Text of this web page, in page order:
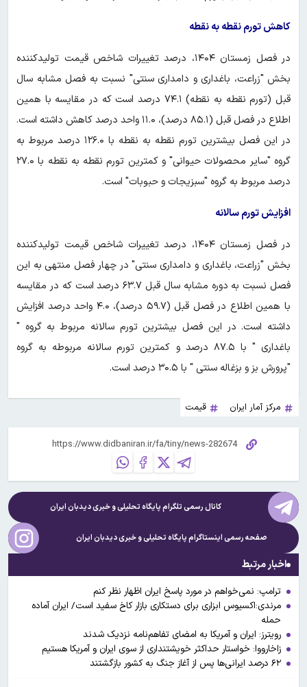
کاهش تورم نقطه به نقطه
در فصل زمستان ۱۴۰۴، درصد تغییرات شاخص قیمت تولیدکننده
بخش "زراعت، باغداری و دامداری سنتی" نسبت به فصل مشابه سال
قبل (تورم نقطه به نقطه) ۷۴.۱ درصد است که در مقایسه با همین
اطلاع در فصل قبل (۸۵.۱ درصد)، ۱۱.۰ واحد درصد کاهش داشته ‌است.
در این فصل بیشترین تورم نقطه به نقطه با ۱۲۶.۰ درصد مربوط به
گروه "سایر محصولات حیوانی" و کمترین تورم نقطه به نقطه با ۲۷.۰
درصد مربوط به گروه "سبزیجات و حبوبات" است.
افزایش تورم سالانه
در فصل زمستان ۱۴۰۴، درصد تغییرات شاخص قیمت تولیدکننده
بخش "زراعت، باغداری و دامداری سنتی" در چهار فصل منتهی به این
فصل نسبت به دوره مشابه سال قبل ۶۳.۷ درصد است که در مقایسه
با همین اطلاع در فصل قبل (۵۹.۷ درصد)، ۴.۰ واحد درصد افزایش
داشته ‌است. در این فصل بیشترین تورم سالانه مربوط به گروه "
باغداری " با ۸۷.۵ درصد و کمترین تورم سالانه مربوطه به گروه
"پرورش بز و بزغاله سنتی " با ۳۰.۵ درصد است.
مرکز آمار ایران قیمت
کانال رسمی تلگرام پایگاه تحلیلی و خبریدیدبان ایران
صفحه رسمی اینستاگرام پایگاه تحلیلی و خبریدیدبان ایران
اخبار مرتبط
ترامپ: نمی‌خواهم در مورد پاسخ ایران اظهار نظر کنم
مرندی:اکسیوس ابزاری برای دستکاری بازار کاخ سفید است/ ایران آماده
حمله
رویترز: ایران و آمریکا به امضای تفاهم‌نامه نزدیک شدند
زاخارووا: خواستار حداکثر خویشتنداری از سوی ایران و آمریکا هستیم
۶۲ درصد ایرانی‌ها پس از آغاز جنگ به کشور بازگشتند